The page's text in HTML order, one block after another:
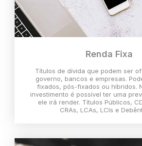
Renda Fixa
Títulos de dívida que podem ser
governo, bancos e empresas.
fixados, pós-fixados ou híbridos.
investimento é possível ter uma
ele irá render. Títulos Públicos,
CRAs, LCAs, LCIs e